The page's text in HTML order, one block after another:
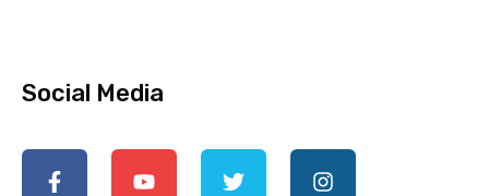
Social Media